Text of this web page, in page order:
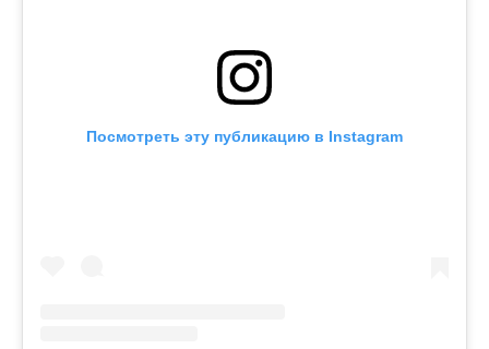
Посмотреть эту публикацию в Instagram